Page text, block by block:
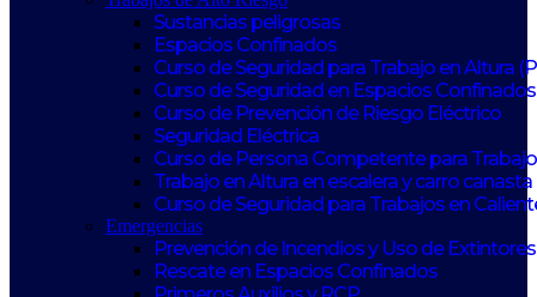
Sustancias peligrosas
Espacios Confinados
Curso de Seguridad para Trabajo en Altura
Curso de Seguridad en Espacios
Curso de Prevención de Riesgo Eléctrico
Seguridad Eléctrica
Curso de Persona Competente para
Trabajo en Altura en escalera y carro canasta
Curso de Seguridad para Trabajos en
Emergencias
Prevención de Incendios y Uso de Extintores
Rescate en Espacios Confinados